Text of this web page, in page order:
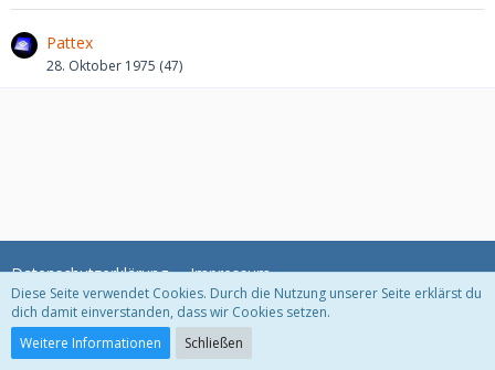
Pattex
28. Oktober 1975 (47)
Datenschutzerklärung Impressum
Community-Software:
Diese Seite verwendet Cookies. Durch die Nutzung unserer Seite erklärst du
dich damit einverstanden, dass wir Cookies setzen.
Weitere Informationen
Schließen